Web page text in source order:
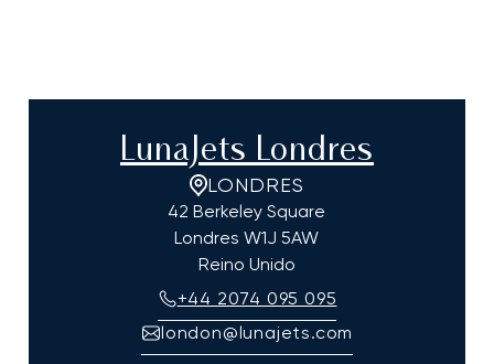
LunaJets Londres
LONDRES
42 Berkeley Square
Londres W1J 5AW
Reino Unido
+44 2074 095 095
london@lunajets.com